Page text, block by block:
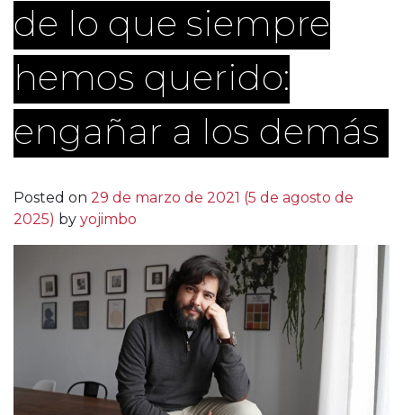
de lo que siempre
hemos querido:
engañar a los demás
Posted on 29 de marzo de 2021 (5 de agosto de
2025) by yojimbo